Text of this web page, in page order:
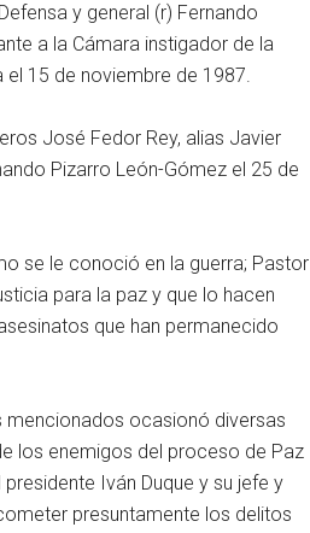
y general (r) Fernando
a la Cámara instigador de la
15 de noviembre de 1987.
José Fedor Rey, alias Javier
Pizarro León-Gómez el 25 de
se le conoció en la guerra; Pastor
para la paz y que lo hacen
que han permanecido
mencionados ocasionó diversas
los enemigos del proceso de Paz
Iván Duque y su jefe y
presuntamente los delitos